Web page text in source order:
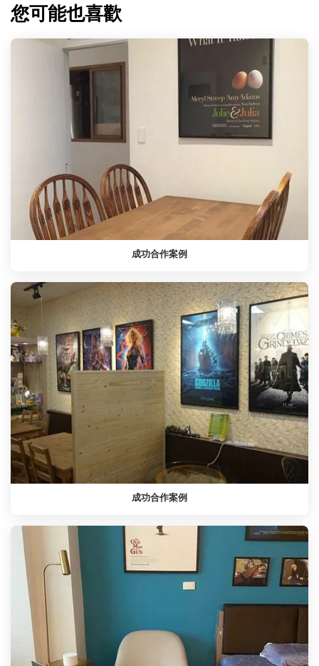
您可能也喜歡
成功合作案例
成功合作案例